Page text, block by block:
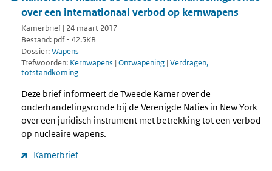
over een internationaal verbod op kernwapens
Kamerbrief | 24 maart 2017
Bestand: pdf - 42.5KB
Dossier:Wapens
Trefwoorden: Kernwapens | Ontwapening | Verdragen,
totstandkoming
Deze brief informeert de Tweede Kamer over de
onderhandelingsronde bij de Verenigde Naties in New York
over een juridisch instrument met betrekking tot een verbod
op nucleaire wapens.
Kamerbrief